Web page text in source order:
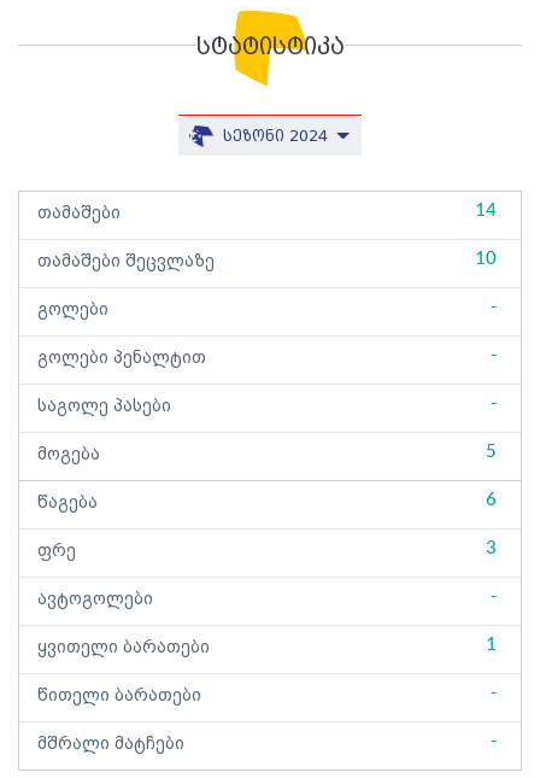
სტატისტიკა
სეზონი 2024
თამაშები 14
თამაშები შეცვლაზე 10
გოლები -
გოლები პენალტით -
საგოლე პასები -
მოგება 5
წაგება 6
ფრე 3
ავტოგოლები -
ყვითელი ბარათები 1
წითელი ბარათები -
მშრალი მატჩები -